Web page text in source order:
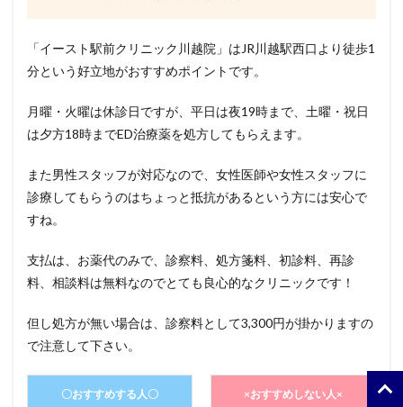
「イースト駅前クリニック川越院」はJR川越駅西口より徒歩1
分という好立地がおすすめポイントです。
月曜・火曜は休診日ですが、平日は夜19時まで、土曜・祝日
は夕方18時までED治療薬を処方してもらえます。
また男性スタッフが対応なので、女性医師や女性スタッフに
診療してもらうのはちょっと抵抗があるという方には安心で
すね。
支払は、お薬代のみで、診察料、処方箋料、初診料、再診
料、相談料は無料なのでとても良心的なクリニックです！
但し処方が無い場合は、診察料として3,300円が掛かりますの
で注意して下さい。
〇おすすめする人〇 ×おすすめしない人×